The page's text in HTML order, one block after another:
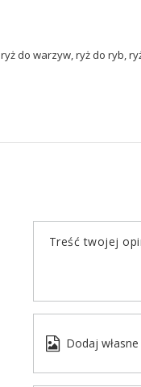
ryż do warzyw,ryż do ryb,
Treść twojej
Dodaj